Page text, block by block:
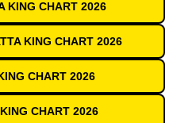
KING CHART 2026
KING CHART 2026
CHART 2026
CHART 2026